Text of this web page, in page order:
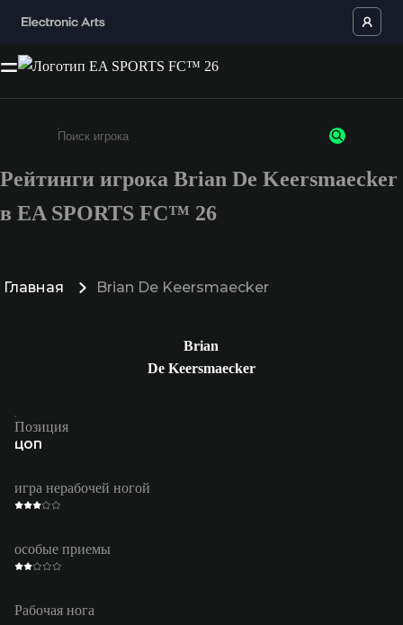
Введите не менее 3 символов или цифр
Рейтинги игрока Brian De Keersmaecker
в EA SPORTS FC™ 26
Главная Brian De Keersmaecker
Brian
De Keersmaecker
Позиция
ЦОП
игра нерабочей ногой
особые приемы
Рабочая нога